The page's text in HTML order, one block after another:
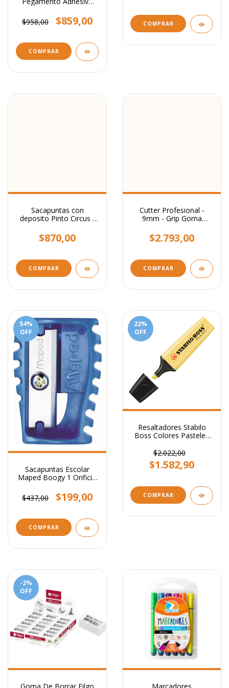
$958,00
$859,00
COMPRAR
COMPRAR
Sacapuntas con
deposito Pinto Circus -
$870,00
COMPRAR
Cutter Profesional -
9mm - Grip Goma
$2.793,00
54%
OFF
Sacapuntas Escolar
Maped Boogy 1 Orificio
$437,00
$199,00
COMPRAR
22%
OFF
Resaltadores Stabilo
Boss Colores Pasteles
$2.022,00
$1.582,90
COMPRAR
-2%
OFF